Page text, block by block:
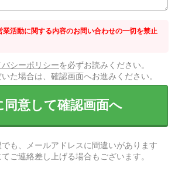
活動に関する内容のお問い合わせの一切を禁止
シーポリシーを必ずお読みください。
た場合は、確認画面へお進みください。
同意して確認画面へ
も、メールアドレスに間違いがあります
ご連絡差し上げる場合もございます。